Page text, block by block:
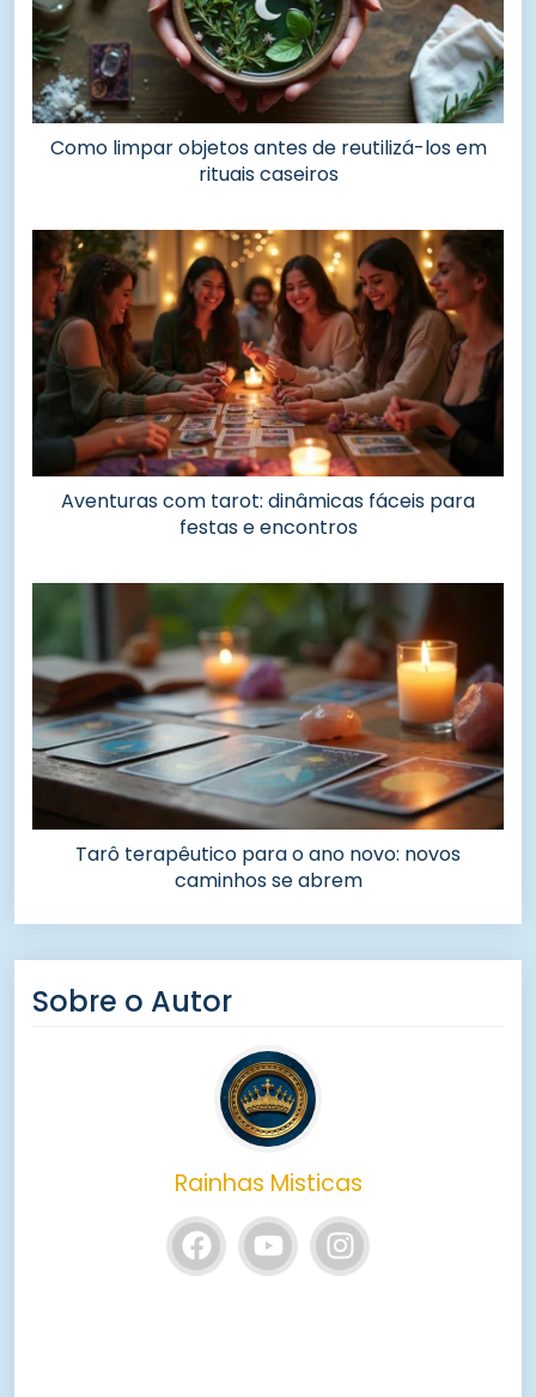
Como limpar objetos antes de reutilizá-los em
rituais caseiros
Aventuras com tarot: dinâmicas fáceis para
festas e encontros
Tarô terapêutico para o ano novo: novos
caminhos se abrem
Sobre o Autor
Rainhas Misticas